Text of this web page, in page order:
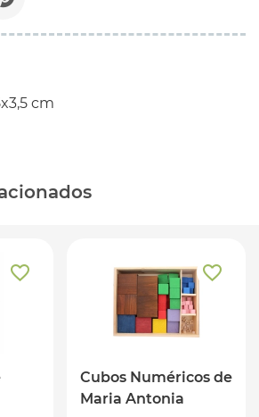
cm
Cubos Numéricos de
Maria Antonia